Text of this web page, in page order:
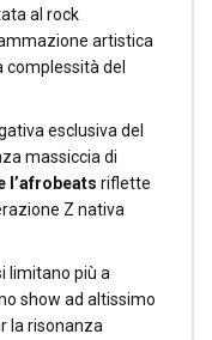
al rock
artistica
del
esclusiva del
massiccia di
l’afrobeats riflette
Z nativa
limitano più a
show ad altissimo
la risonanza